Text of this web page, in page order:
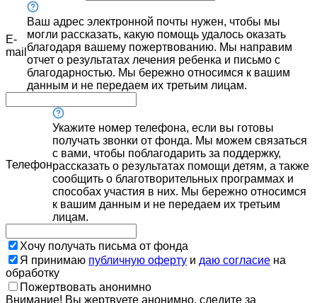
E-
mail
Ваш адрес электронной почты нужен, чтобы мы
могли рассказать, какую помощь удалось оказать
благодаря вашему пожертвованию. Мы направим
отчет о результатах лечения ребенка и письмо с
благодарностью. Мы бережно относимся к вашим
данным и не передаем их третьим лицам.
Телефон
Укажите номер телефона, если вы готовы
получать звонки от фонда. Мы можем связаться
с вами, чтобы поблагодарить за поддержку,
рассказать о результатах помощи детям, а также
сообщить о благотворительных программах и
способах участия в них. Мы бережно относимся
к вашим данным и не передаем их третьим
лицам.
Хочу получать письма от фонда
Я принимаю публичную оферту и даю согласие на
обработку
Пожертвовать анонимно
Внимание! Вы жертвуете анонимно, следите за